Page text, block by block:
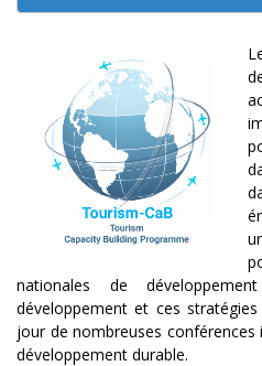
nationales de
développement et ces
jour de nombreuses
développement durable.